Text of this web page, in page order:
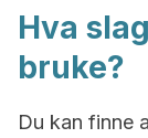
Hva
bruke?
Du kan finne